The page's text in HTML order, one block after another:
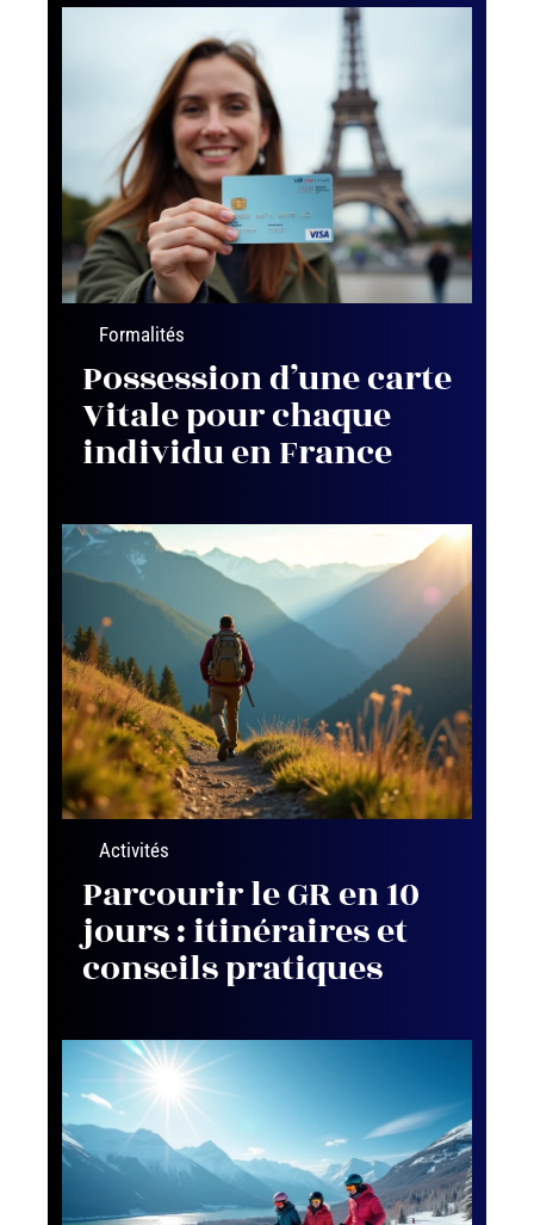
Formalités
Possession d’une carte
Vitale pour chaque
individu en France
Activités
Parcourir le GR en 10
jours : itinéraires et
conseils pratiques